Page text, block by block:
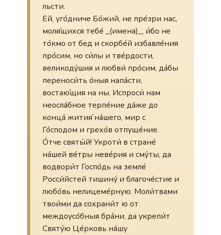
льсти.
Ей, уго́дниче Бо́жий, не пре́зри нас,
моля́щихся тебе́ _(имена)_, и́бо не
то́кмо от бед и скорбе́й избавле́ния
про́сим, но си́лы и тве́рдости,
великоду́шия и любви́ про́сим, да́бы
переноси́ть о́ныя напа́сти,
востаю́щия на ны. Испроси́ нам
неосла́бное терпе́ние да́же до
конца́ жития́ на́шего, мир с
Го́сподом и грехо́в отпуще́ние.
О́тче святы́й! Укроти́ в стране́
на́шей ве́тры неве́рия и сму́ты, да
водвори́т Госпо́дь на земле́
Росси́йстей тишину́ и благоче́стие и
любо́вь нелицеме́рную. Моли́твами
твои́ми да сохрани́т ю от
междоусо́бныя бра́ни, да укрепи́т
Святу́ю Це́рковь на́шу